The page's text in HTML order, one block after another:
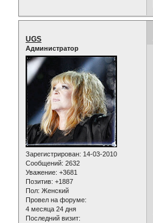
UGS
Администратор
Зарегистрирован: 14-03-2010
Сообщений: 2632
Уважение: +3681
Позитив: +1887
Пол: Женский
Провел на форуме:
4 месяца 24 дня
Последний визит: